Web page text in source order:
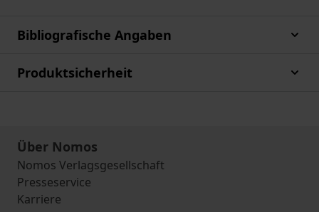
Bibliografische Angaben
Produktsicherheit
Über Nomos
Nomos Verlagsgesellschaft
Presseservice
Karriere